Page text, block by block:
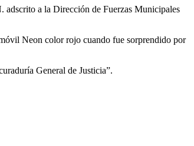
adscrito a la Dirección de Fuerzas Municipales
Neon color rojo cuando fue sorprendido por
General de Justicia”.